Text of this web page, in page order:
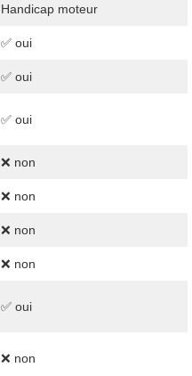
Handicap moteur
✅ oui
✅ oui
✅ oui
❌ non
❌ non
❌ non
❌ non
✅ oui
❌ non